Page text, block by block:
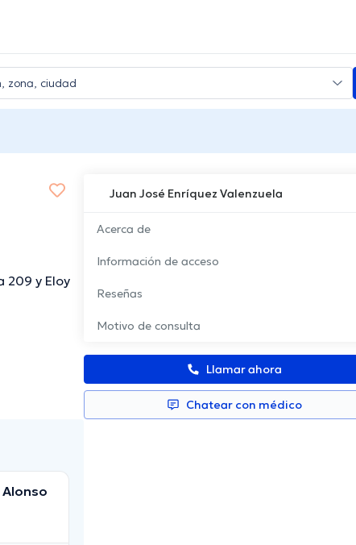
Juan José Enríquez Valenzuela
Acerca de
Información de acceso
Reseñas
Motivo de consulta
Llamar ahora
Chatear con médico
209 y Eloy